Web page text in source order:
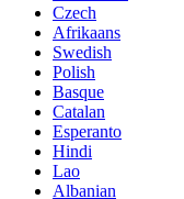
Czech
Afrikaans
Swedish
Polish
Basque
Catalan
Esperanto
Hindi
Lao
Albanian